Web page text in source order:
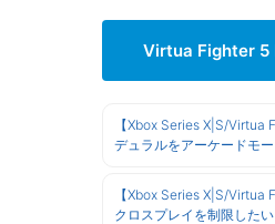
Virtua Fighter 5
【Xbox Series X|S/Virtua
デュラルをアーケードモ
【Xbox Series X|S/Virtua
クロスプレイを制限した